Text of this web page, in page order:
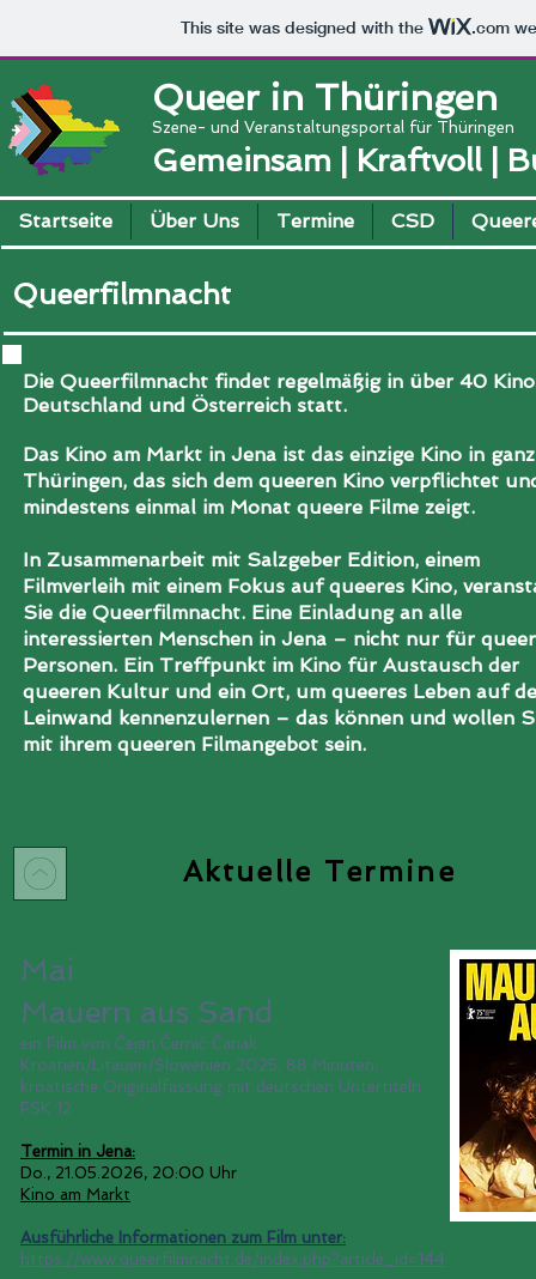
This site was designed with the .com
Queer in Thüringen
Szene- und Veranstaltungsportal für Thüringen
Gemeinsam | Kraftvoll |
Startseite Über Uns Termine CSD
Queerfilmnacht
Die Queerfilmnacht findet regelmäßig in über 40
Deutschland und Österreich statt.
Das Kino am Markt in Jena ist das einzige Kino in ganz
Thüringen, das sich dem queeren Kino verpflichtet
mindestens einmal im Monat queere Filme zeigt.
In Zusammenarbeit mit Salzgeber Edition, einem
Filmverleih mit einem Fokus auf queeres Kino,
Sie die Queerfilmnacht. Eine Einladung an alle
interessierten Menschen in Jena – nicht nur für
Personen. Ein Treffpunkt im Kino für Austausch der
queeren Kultur und ein Ort, um queeres Leben auf
Leinwand kennenzulernen – das können und wollen
mit ihrem queeren Filmangebot sein.
Aktuelle Termine
Mai
Mauern aus Sand
ein Film von Čejen Černić Čanak
Kroatien/Litauen/Slowenien 2025, 88 Minuten,
kroatische Originalfassung mit deutschen Untertiteln
FSK 12
Termin in Jena:
Do., 21.05.2026, 20:00 Uhr
Kino am Markt
Ausführliche Informationen zum Film unter:
https://www.queerfilmnacht.de/index.php?article_id=144